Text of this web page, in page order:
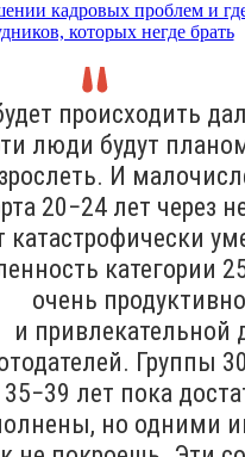
происходить
люди будут
И
20−24 лет через
катастрофически
категории
очень
и привлекательной
Группы
35−39 лет пока
но одними